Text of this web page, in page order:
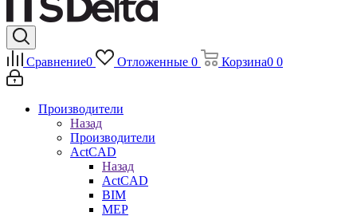
Сравнение0 Отложенные 0 Корзина0 0
Производители
Назад
Производители
ActCAD
Назад
ActCAD
BIM
MEP